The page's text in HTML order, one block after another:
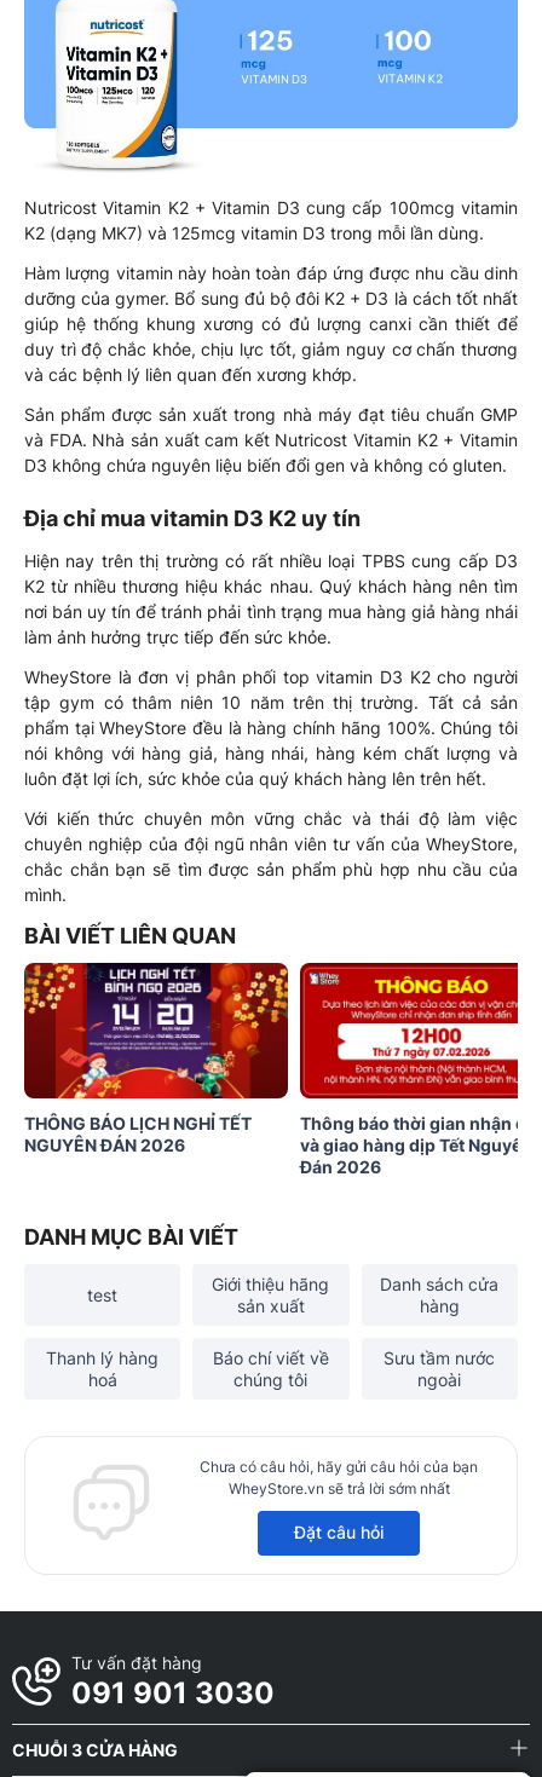
Nutricost Vitamin K2 + Vitamin D3 cung cấp 100mcg vitamin
K2 (dạng MK7) và 125mcg vitamin D3 trong mỗi lần dùng.
Hàm lượng vitamin này hoàn toàn đáp ứng được nhu cầu dinh
dưỡng của gymer. Bổ sung đủ bộ đôi K2 + D3 là cách tốt nhất
giúp hệ thống khung xương có đủ lượng canxi cần thiết để
duy trì độ chắc khỏe, chịu lực tốt, giảm nguy cơ chấn thương
và các bệnh lý liên quan đến xương khớp.
Sản phẩm được sản xuất trong nhà máy đạt tiêu chuẩn GMP
và FDA. Nhà sản xuất cam kết Nutricost Vitamin K2 + Vitamin
D3 không chứa nguyên liệu biến đổi gen và không có gluten.
Địa chỉ mua vitamin D3 K2 uy tín
Hiện nay trên thị trường có rất nhiều loại TPBS cung cấp D3
K2 từ nhiều thương hiệu khác nhau. Quý khách hàng nên tìm
nơi bán uy tín để tránh phải tình trạng mua hàng giả hàng nhái
làm ảnh hưởng trực tiếp đến sức khỏe.
WheyStore là đơn vị phân phối top vitamin D3 K2 cho người
tập gym có thâm niên 10 năm trên thị trường. Tất cả sản
phẩm tại WheyStore đều là hàng chính hãng 100%. Chúng tôi
nói không với hàng giả, hàng nhái, hàng kém chất lượng và
luôn đặt lợi ích, sức khỏe của quý khách hàng lên trên hết.
Với kiến thức chuyên môn vững chắc và thái độ làm việc
chuyên nghiệp của đội ngũ nhân viên tư vấn của WheyStore,
chắc chắn bạn sẽ tìm được sản phẩm phù hợp nhu cầu của
mình.
BÀI VIẾT LIÊN QUAN
THÔNG BÁO LỊCH NGHỈ TẾT
NGUYÊN ĐÁN 2026
Thông báo thời gian nhận
và giao hàng dịp Tết Nguyên
Đán 2026
DANH MỤC BÀI VIẾT
test
Giới thiệu hãng
sản xuất
Danh sách cửa
hàng
Thanh lý hàng
hoá
Báo chí viết về
chúng tôi
Sưu tầm nước
ngoài
Chưa có câu hỏi, hãy gửi câu hỏi của bạn
WheyStore.vn sẽ trả lời sớm nhất
Đặt câu hỏi
Tư vấn đặt hàng
091 901 3030
CHUỖI 3 CỬA HÀNG